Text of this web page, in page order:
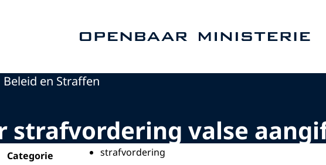
Beleid en Straffen
strafvordering valse
Categorie strafvordering